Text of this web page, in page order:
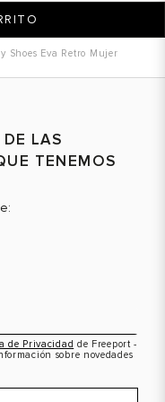
Shoes Eva Retro Mujer
LAS
TENEMOS
de Privacidad de Freeport -
sobre novedades